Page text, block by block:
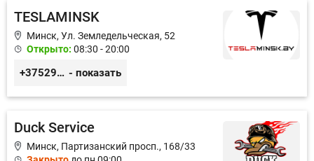
TESLAMINSK
Минск, Ул. Земледельческая, 52
Открыто: 08:30 - 20:00
+375291335101 - показать
Duck Service
Минск, Партизанский просп., 168/33